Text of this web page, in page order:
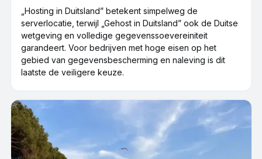
„Hosting in Duitsland” betekent simpelweg de
serverlocatie, terwijl „Gehost in Duitsland” ook de Duitse
wetgeving en volledige gegevenssoevereiniteit
garandeert. Voor bedrijven met hoge eisen op het
gebied van gegevensbescherming en naleving is dit
laatste de veiligere keuze.